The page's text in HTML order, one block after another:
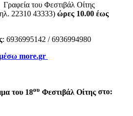
Γραφεία του Φεστιβάλ Οίτης
22310 43333) ώρες 10.00 έως
: 6936995142 / 6936994980
more.gr
του 18ου Φεστιβάλ Οίτης στο: